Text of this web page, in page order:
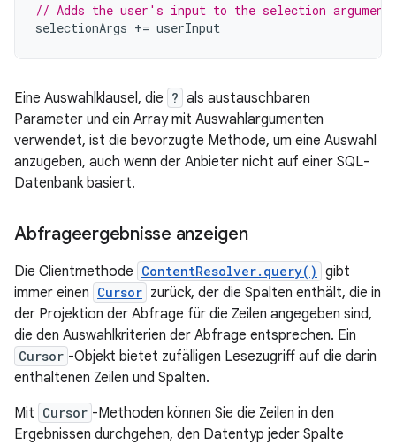
// Adds the user's input to the selection argument
selectionArgs += userInput
Eine Auswahlklausel, die ? als austauschbaren
Parameter und ein Array mit Auswahlargumenten
verwendet, ist die bevorzugte Methode, um eine Auswahl
anzugeben, auch wenn der Anbieter nicht auf einer SQL-
Datenbank basiert.
Abfrageergebnisse anzeigen
Die Clientmethode ContentResolver.query() gibt
immer einen Cursor zurück, der die Spalten enthält, die in
der Projektion der Abfrage für die Zeilen angegeben sind,
die den Auswahlkriterien der Abfrage entsprechen. Ein
Cursor -Objekt bietet zufälligen Lesezugriff auf die darin
enthaltenen Zeilen und Spalten.
Mit Cursor -Methoden können Sie die Zeilen in den
Ergebnissen durchgehen, den Datentyp jeder Spalte